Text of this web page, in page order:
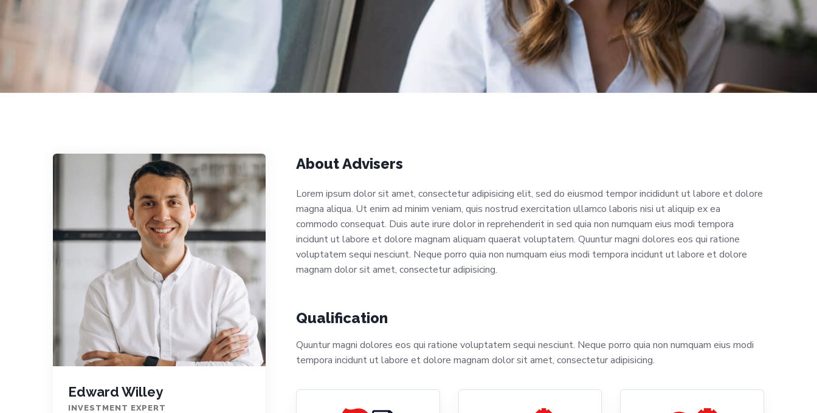
Edward Willey
INVESTMENT EXPERT
About Advisers
Lorem ipsum dolor sit amet, consectetur adipisicing elit, sed do eiusmod tempor incididunt ut labore et dolore
magna aliqua. Ut enim ad minim veniam, quis nostrud exercitation ullamco laboris nisi ut aliquip ex ea
commodo consequat. Duis aute irure dolor in reprehenderit in sed quia non numquam eius modi tempora
incidunt ut labore et dolore magnam aliquam quaerat voluptatem. Quuntur magni dolores eos qui ratione
voluptatem sequi nesciunt. Neque porro quia non numquam eius modi tempora incidunt ut labore et dolore
magnam dolor sit amet, consectetur adipisicing.
Qualification
Quuntur magni dolores eos qui ratione voluptatem sequi nesciunt. Neque porro quia non numquam eius modi
tempora incidunt ut labore et dolore magnam dolor sit amet, consectetur adipisicing.